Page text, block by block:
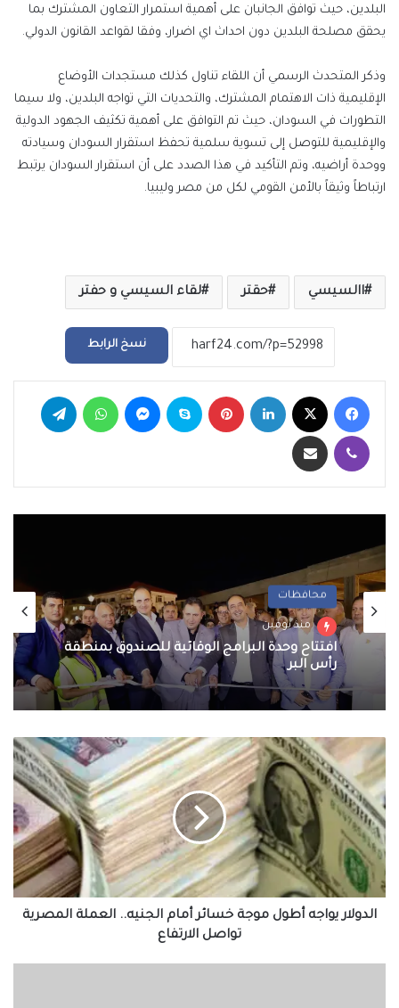
البلدين، حيث توافق الجانبان على أهمية استمرار التعاون المشترك بما
يحقق مصلحة البلدين دون احداث اي اضرار، وفقا لقواعد القانون الدولي.
وذكر المتحدث الرسمي أن اللقاء تناول كذلك مستجدات الأوضاع
الإقليمية ذات الاهتمام المشترك، والتحديات التي تواجه البلدين، ولا سيما
التطورات في السودان، حيث تم التوافق على أهمية تكثيف الجهود الدولية
والإقليمية للتوصل إلى تسوية سلمية تحفظ استقرار السودان وسيادته
ووحدة أراضيه، وتم التأكيد في هذا الصدد على أن استقرار السودان يرتبط
ارتباطاً وثيقاً بالأمن القومي لكل من مصر وليبيا.
االسيسي حقتر لقاء السيسي و حفتر
نسخ الرابط
فيسبوك لينكدإن بينتيريست سكايب ماسنجر واتساب
ڤايبر مشاركة عبر البريد
محافظات
منذ يومين
افتتاح وحدة البرامج الوقائية للصندوق بمنطقة
رأس البر
الدولار
يواجه
أطول
موجة
خسائر
أمام
الجنيه..
العملة
المصرية
تواصل
الدولار يواجه أطول موجة خسائر أمام الجنيه.. العملة المصرية
تواصل الارتفاع